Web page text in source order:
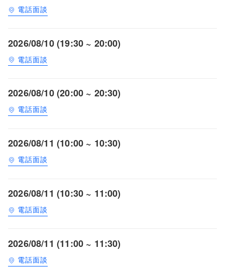
電話面談
2026/08/10 (19:30 ~ 20:00)
電話面談
2026/08/10 (20:00 ~ 20:30)
電話面談
2026/08/11 (10:00 ~ 10:30)
電話面談
2026/08/11 (10:30 ~ 11:00)
電話面談
2026/08/11 (11:00 ~ 11:30)
電話面談